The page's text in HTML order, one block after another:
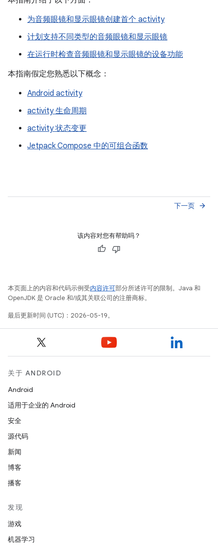
为音频眼镜和显示眼镜创建首个 activity
计划支持不同类型的音频眼镜和显示眼镜
在运行时检查音频眼镜和显示眼镜的设备功能
本指南假定您熟悉以下概念：
Android activity
activity 生命周期
activity 状态变更
Jetpack Compose 中的可组合函数
下一页 arrow_forward
该内容对您有帮助吗？
本页面上的内容和代码示例受内容许可部分所述许可的限制。Java 和
OpenJDK 是 Oracle 和/或其关联公司的注册商标。
最后更新时间 (UTC)：2026-05-19。
关于 ANDROID
Android
适用于企业的 Android
安全
源代码
新闻
博客
播客
发现
游戏
机器学习